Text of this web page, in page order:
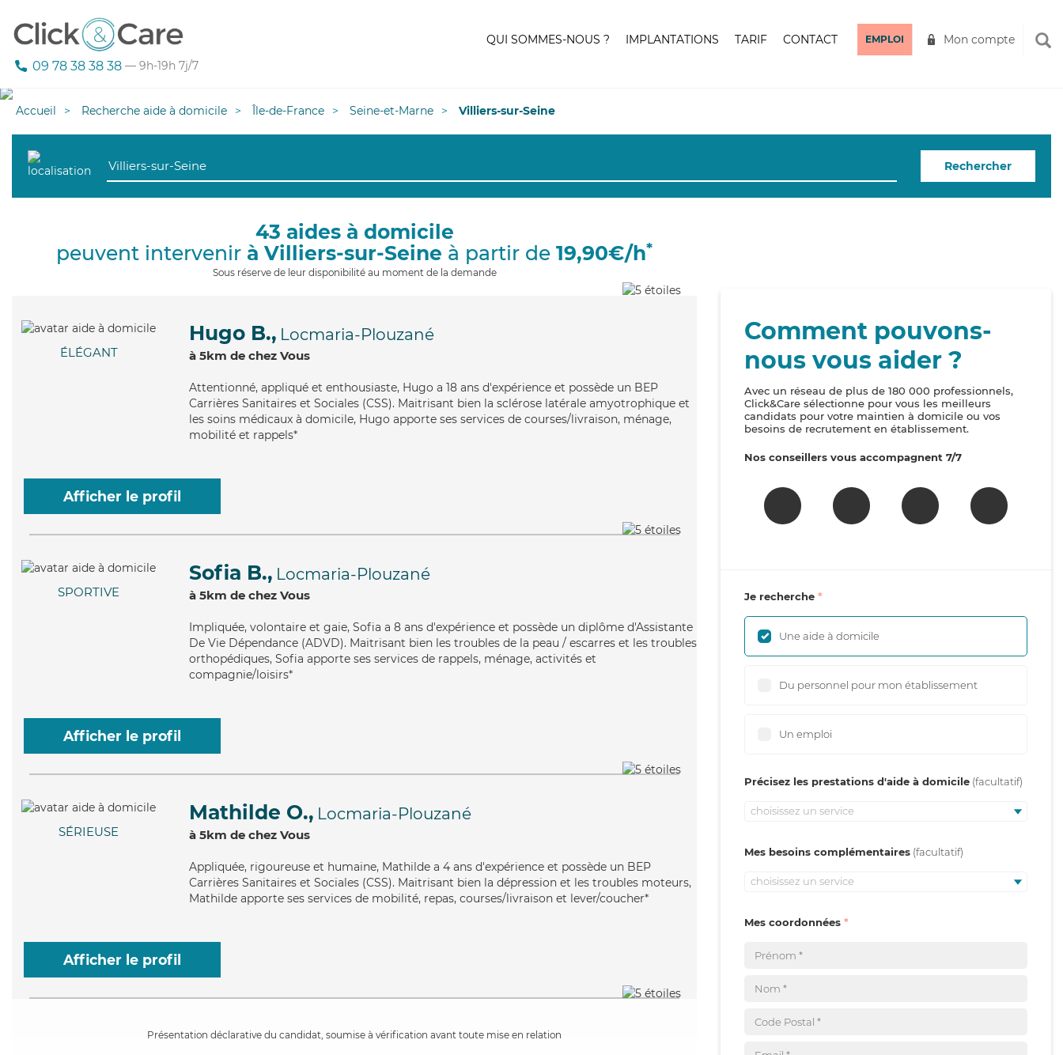
09 78 38 38 38 — 9h-19h 7j/7
QUI SOMMES-NOUS ? IMPLANTATIONS TARIF CONTACT EMPLOI Mon compte
Accueil Recherche aide à domicile Île-de-France Seine-et-Marne Villiers-sur-Seine
Rechercher
43 aides à domicile
peuvent intervenir à Villiers-sur-Seine à partir de 19,90€/h*
Sous réserve de leur disponibilité au moment de la demande
ÉLÉGANT
Hugo B., Locmaria-Plouzané
à 5km de chez Vous
Attentionné, appliqué et enthousiaste, Hugo a 18 ans d'expérience et possède un BEP
Carrières Sanitaires et Sociales (CSS). Maitrisant bien la sclérose latérale amyotrophique et
les soins médicaux à domicile, Hugo apporte ses services de courses/livraison, ménage,
mobilité et rappels*
Afficher le profil
SPORTIVE
Sofia B., Locmaria-Plouzané
à 5km de chez Vous
Impliquée, volontaire et gaie, Sofia a 8 ans d'expérience et possède un diplôme d'Assistante
De Vie Dépendance (ADVD). Maitrisant bien les troubles de la peau / escarres et les troubles
orthopédiques, Sofia apporte ses services de rappels, ménage, activités et
compagnie/loisirs*
Afficher le profil
SÉRIEUSE
Mathilde O., Locmaria-Plouzané
à 5km de chez Vous
Appliquée, rigoureuse et humaine, Mathilde a 4 ans d'expérience et possède un BEP
Carrières Sanitaires et Sociales (CSS). Maitrisant bien la dépression et les troubles moteurs,
Mathilde apporte ses services de mobilité, repas, courses/livraison et lever/coucher*
Afficher le profil
Présentation déclarative du candidat, soumise à vérification avant toute mise en relation
Comment pouvons-
nous vous aider ?
Avec un réseau de plus de 180 000 professionnels,
Click&Care sélectionne pour vous les meilleurs
candidats pour votre maintien à domicile ou vos
besoins de recrutement en établissement.
Nos conseillers vous accompagnent 7/7
Je recherche
Une aide à domicile
Du personnel pour mon établissement
Un emploi
Précisez les prestations d'aide à domicile
choisissez un service
Mes besoins complémentaires
choisissez un service
Mes coordonnées